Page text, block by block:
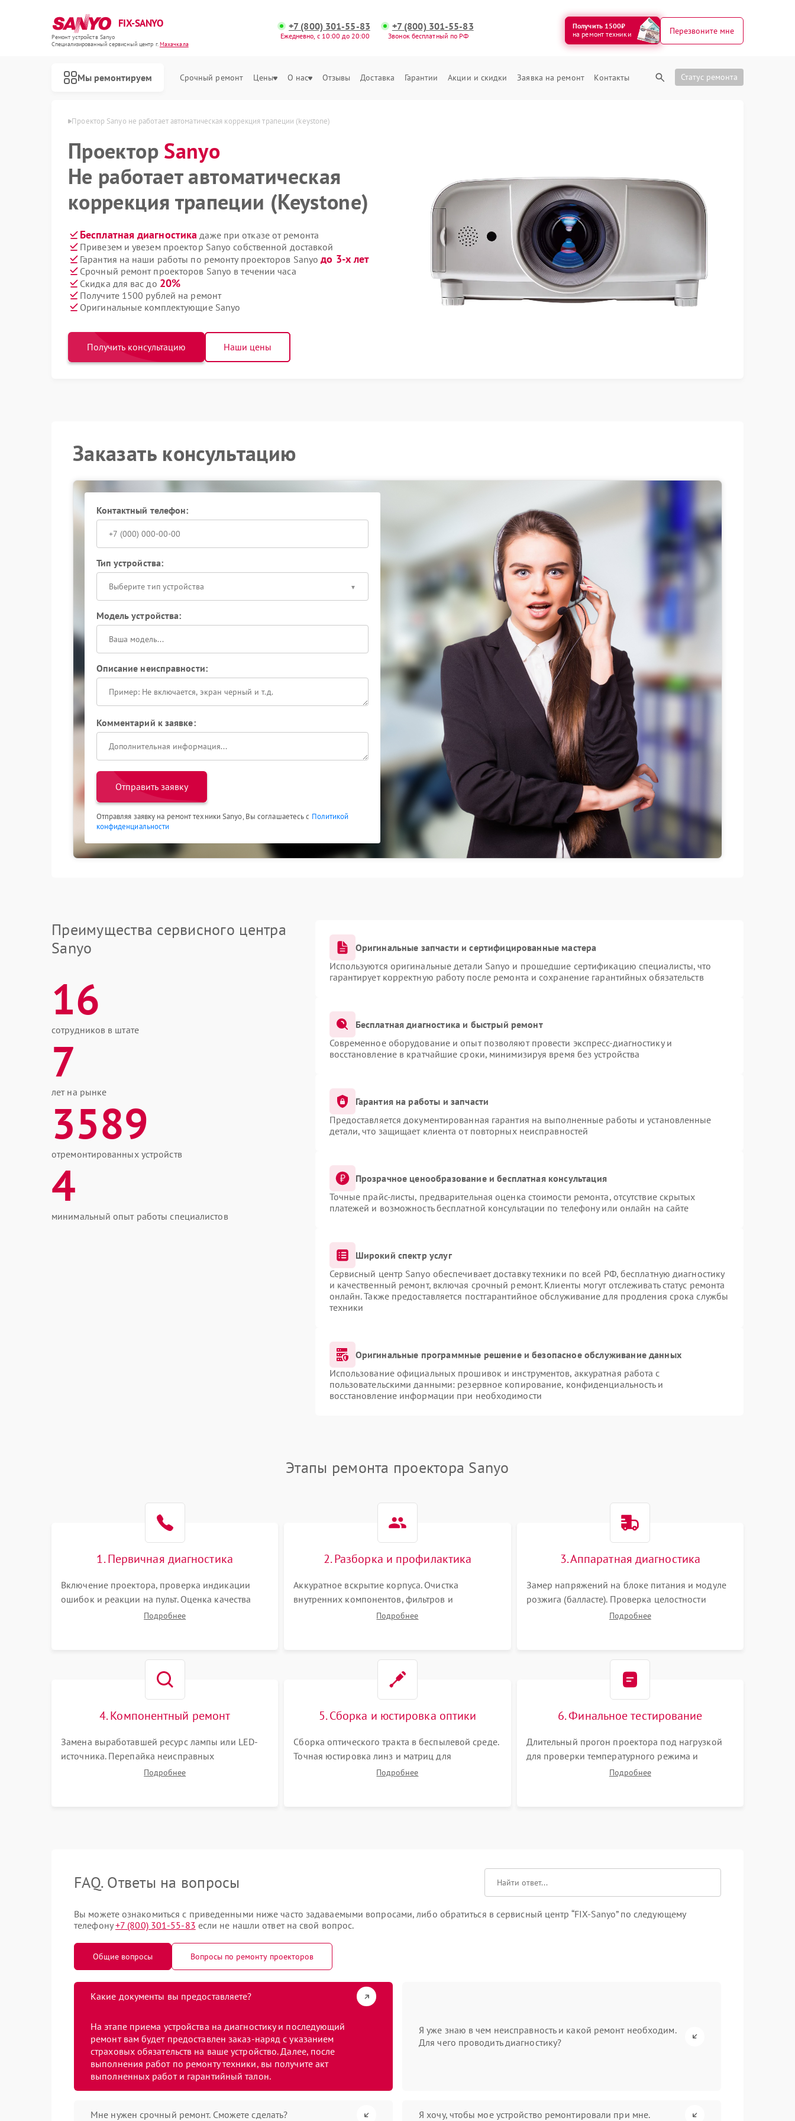
FIX-SANYO
Ремонт устройств Sanyo
Специализированный cервисный центр г.Махачкала
+7 (800) 301-55-83
Ежедневно, с 10:00 до 20:00
+7 (800) 301-55-83
Звонок бесплатный по РФ
Получить 1500₽
на ремонт техники
Перезвоните мне
Мы ремонтируем Срочный ремонт Цены О нас Отзывы Доставка Гарантии Акции и скидки Заявка на ремонт Контакты Статус ремонта
Sanyo в Махачкале Проектор Sanyo не работает автоматическая коррекция трапеции (keystone)
Проектор Sanyo
Не работает автоматическая
коррекция трапеции (Keystone)
Бесплатная диагностика даже при отказе от ремонта
Привезем и увезем проектор Sanyo собственной доставкой
Гарантия на наши работы по ремонту проекторов Sanyoдо 3-х лет
Срочный ремонт проекторов Sanyo в течении часа
Скидка для вас до 20%
Получите 1500 рублей на ремонт
Оригинальные комплектующие Sanyo
Получить консультацию Наши цены
Заказать консультацию
Контактный телефон:
Тип устройства:
Выберите тип устройства
Модель устройства:
Описание неисправности:
Комментарий к заявке:
Отправить заявку
Отправляя заявку на ремонт техники Sanyo, Вы соглашаетесь с Политикой
конфиденциальности
Преимущества сервисного центра
Sanyo
16
сотрудников в штате
7
лет на рынке
3589
отремонтированных устройств
4
минимальный опыт работы специалистов
Оригинальные запчасти и сертифицированные мастера
Используются оригинальные детали Sanyo и прошедшие сертификацию специалисты, что
гарантирует корректную работу после ремонта и сохранение гарантийных обязательств
Бесплатная диагностика и быстрый ремонт
Современное оборудование и опыт позволяют провести экспресс-диагностику и
восстановление в кратчайшие сроки, минимизируя время без устройства
Гарантия на работы и запчасти
Предоставляется документированная гарантия на выполненные работы и установленные
детали, что защищает клиента от повторных неисправностей
Прозрачное ценообразование и бесплатная консультация
Точные прайс-листы, предварительная оценка стоимости ремонта, отсутствие скрытых
платежей и возможность бесплатной консультации по телефону или онлайн на сайте
Широкий спектр услуг
Сервисный центр Sanyo обеспечивает доставку техники по всей РФ, бесплатную диагностику
и качественный ремонт, включая срочный ремонт. Клиенты могут отслеживать статус ремонта
онлайн. Также предоставляется постгарантийное обслуживание для продления срока службы
техники
Оригинальные программные решение и безопасное обслуживание данных
Использование официальных прошивок и инструментов, аккуратная работа с
пользовательскими данными: резервное копирование, конфиденциальность и
восстановление информации при необходимости
Этапы ремонта проектора Sanyo
1. Первичная диагностика
Включение проектора, проверка индикации
ошибок и реакции на пульт. Оценка качества
проекции, яркости лампы, наличия артефактов
Подробнее
2. Разборка и профилактика
Аккуратное вскрытие корпуса. Очистка
внутренних компонентов, фильтров и
вентиляторов от накопившейся пыли.
Подробнее
3. Аппаратная диагностика
Замер напряжений на блоке питания и модуле
розжига (балласте). Проверка целостности
цветового колеса (DLP) или поляризаторов (LCD).
Подробнее
4. Компонентный ремонт
Замена выработавшей ресурс лампы или LED-
источника. Перепайка неисправных
компонентов на платах. Замена DMD-чипа при
Подробнее
5. Сборка и юстировка оптики
Сборка оптического тракта в беспылевой среде.
Точная юстировка линз и матриц для
правильного сведения цветов и устранения
Подробнее
6. Финальное тестирование
Длительный прогон проектора под нагрузкой
для проверки температурного режима и
отсутствия перегрева. Оценка фокуса,
Подробнее
FAQ. Ответы на вопросы
Вы можете ознакомиться с приведенными ниже часто задаваемыми вопросами, либо обратиться в сервисный центр “FIX-Sanyo” по следующему
телефону+7 (800) 301-55-83 если не нашли ответ на свой вопрос.
Общие вопросы Вопросы по ремонту проекторов
Какие документы вы предоставляете?
На этапе приема устройства на диагностику и последующий
ремонт вам будет предоставлен заказ-наряд с указанием
страховых обязательств на ваше устройство. Далее, после
выполнения работ по ремонту техники, вы получите акт
выполненных работ и гарантийный талон.
Я уже знаю в чем неисправность и какой ремонт необходим.
Для чего проводить диагностику?
Мне нужен срочный ремонт. Сможете сделать? Я хочу, чтобы мое устройство ремонтировали при мне.